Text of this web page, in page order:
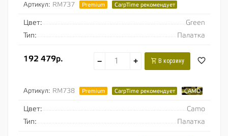
Артикул: RM737 Premium CarpTime рекомендует
Цвет:
Green
Тип:
Палатка
192 479р. − + В корзину
Артикул: RM738 Premium CarpTime рекомендует CAMO
Цвет:
Camo
Тип:
Палатка